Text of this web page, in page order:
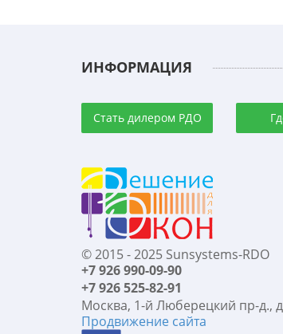
ИНФОРМАЦИЯ
Стать дилером РДО
© 2015 - 2025 Sunsystems-RDO
+7 926 990-09-90
+7 926 525-82-91
Москва, 1-й Люберецкий пр-д.,
Продвижение сайта